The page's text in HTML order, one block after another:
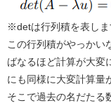
※detは行列積を表しま
この行列積がやっかい
ばなるほど計算が大変
にも同様に大変計算量
そこで過去の名だたる